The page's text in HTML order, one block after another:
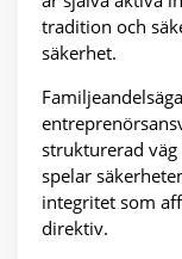
tradition och
säkerhet.
strukturerad
spelar
integritet som
direktiv.